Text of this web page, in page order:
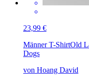
23,99 €
Männer T-ShirtOld
Dogs
von Hoang David